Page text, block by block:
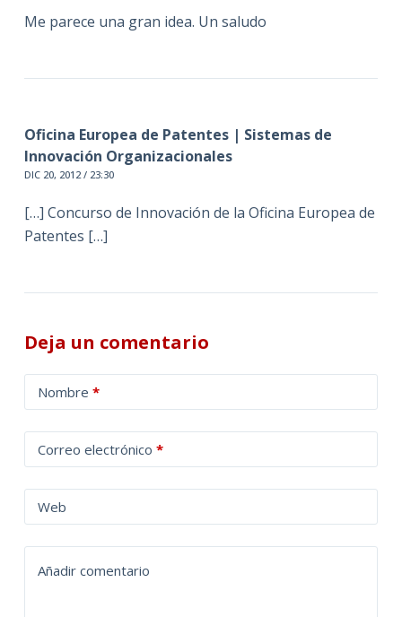
Me parece una gran idea. Un saludo
Oficina Europea de Patentes | Sistemas de
Innovación Organizacionales
DIC 20, 2012 / 23:30
[…] Concurso de Innovación de la Oficina Europea de
Patentes […]
Deja un comentario
Nombre *
Correo electrónico *
Web
Añadir comentario
l
t
a
t